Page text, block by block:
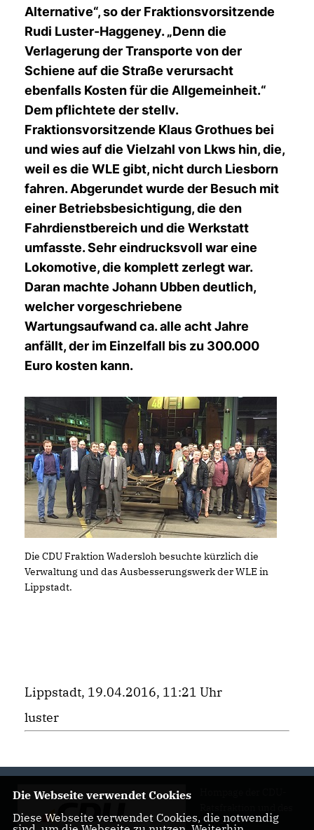
Alternative“, so der Fraktionsvorsitzende
Rudi Luster-Haggeney. „Denn die
Verlagerung der Transporte von der
Schiene auf die Straße verursacht
ebenfalls Kosten für die Allgemeinheit.“
Dem pflichtete der stellv.
Fraktionsvorsitzende Klaus Grothues bei
und wies auf die Vielzahl von Lkws hin, die,
weil es die WLE gibt, nicht durch Liesborn
fahren. Abgerundet wurde der Besuch mit
einer Betriebsbesichtigung, die den
Fahrdienstbereich und die Werkstatt
umfasste. Sehr eindrucksvoll war eine
Lokomotive, die komplett zerlegt war.
Daran machte Johann Ubben deutlich,
welcher vorgeschriebene
Wartungsaufwand ca. alle acht Jahre
anfällt, der im Einzelfall bis zu 300.000
Euro kosten kann.
Die CDU Fraktion Wadersloh besuchte kürzlich die
Verwaltung und das Ausbesserungswerk der WLE in
Lippstadt.
Lippstadt, 19.04.2016, 11:21 Uhr
luster
CDU-
Die Webseite verwendet Cookies
Diese Webseite verwendet Cookies, die notwendig